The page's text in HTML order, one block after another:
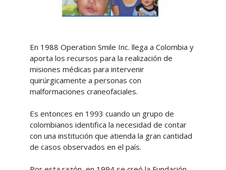
En 1988 Operation Smile Inc. llega a Colombia y
aporta los recursos para la realización de
misiones médicas para intervenir
quirúrgicamente a personas con
malformaciones craneofaciales.
Es entonces en 1993 cuando un grupo de
colombianos identifica la necesidad de contar
con una institución que atienda la gran cantidad
de casos observados en el país.